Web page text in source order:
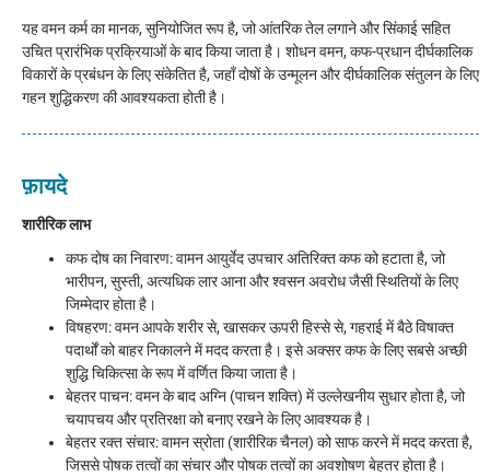
यह वमन कर्म का मानक, सुनियोजित रूप है, जो आंतरिक तेल लगाने और सिंकाई सहित
उचित प्रारंभिक प्रक्रियाओं के बाद किया जाता है। शोधन वमन, कफ-प्रधान दीर्घकालिक
विकारों के प्रबंधन के लिए संकेतित है, जहाँ दोषों के उन्मूलन और दीर्घकालिक संतुलन के लिए
गहन शुद्धिकरण की आवश्यकता होती है।
फ़ायदे
शारीरिक लाभ
कफ दोष का निवारण: वामन आयुर्वेद उपचार अतिरिक्त कफ को हटाता है, जो
भारीपन, सुस्ती, अत्यधिक लार आना और श्वसन अवरोध जैसी स्थितियों के लिए
जिम्मेदार होता है।
विषहरण: वमन आपके शरीर से, खासकर ऊपरी हिस्से से, गहराई में बैठे विषाक्त
पदार्थों को बाहर निकालने में मदद करता है। इसे अक्सर कफ के लिए सबसे अच्छी
शुद्धि चिकित्सा के रूप में वर्णित किया जाता है।
बेहतर पाचन: वमन के बाद अग्नि (पाचन शक्ति) में उल्लेखनीय सुधार होता है, जो
चयापचय और प्रतिरक्षा को बनाए रखने के लिए आवश्यक है।
बेहतर रक्त संचार: वामन स्रोता (शारीरिक चैनल) को साफ करने में मदद करता है,
जिससे पोषक तत्वों का संचार और पोषक तत्वों का अवशोषण बेहतर होता है।